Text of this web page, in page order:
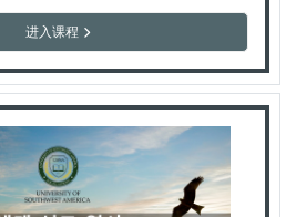
进入课程